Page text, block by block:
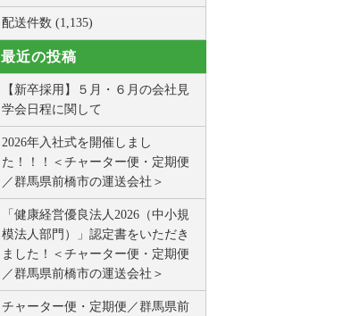
配送件数 (1,135)
最近の投稿
【新卒採用】５月・６月の会社見
学会日程に関して
2026年入社式を開催しまし
た！！！＜チャーター便・定期便
／群馬県前橋市の運送会社＞
「健康経営優良法人2026（中小規
模法人部門）」認定書をいただき
ました！＜チャーター便・定期便
／群馬県前橋市の運送会社＞
チャーター便・定期便／群馬県前